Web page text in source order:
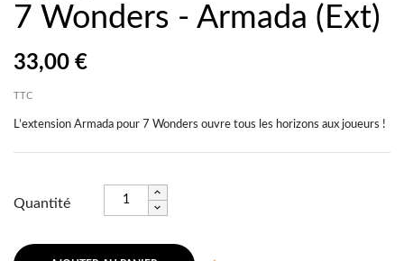
7 Wonders - Armada (Ext)
33,00 €
TTC
L’extension Armada pour 7 Wonders ouvre tous les horizons aux joueurs !
Quantité